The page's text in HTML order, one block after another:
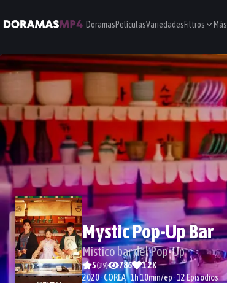
DoramasPelículasVariedadesFiltros Más
Mystic Pop-Up Bar
Mistico bar del Pop-Up
5(39) 786
1.2K
2020 · COREA · 1h 10min/ep · 12 Episodios